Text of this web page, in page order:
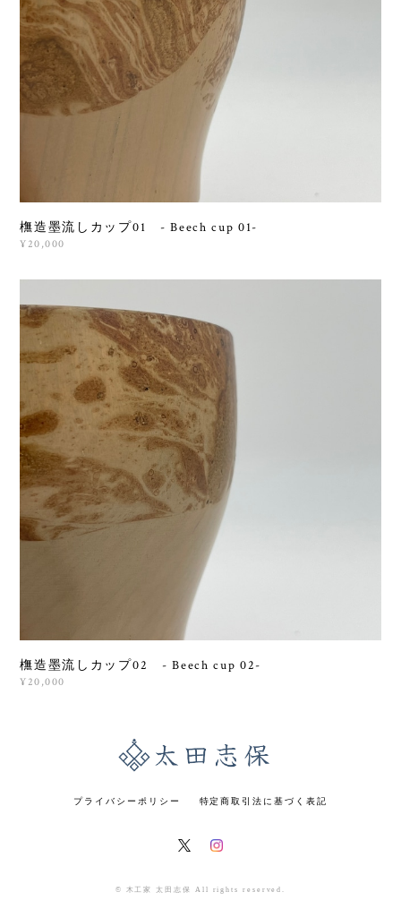
橅造墨流しカップ01 - Beech cup 01-
¥20,000
橅造墨流しカップ02 - Beech cup 02-
¥20,000
プライバシーポリシー 特定商取引法に基づく表記
© 木工家 太田志保 All rights reserved.